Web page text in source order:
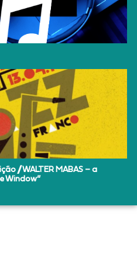
// WALTER MABAS – a
Window”